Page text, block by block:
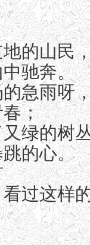
的山民
驰奔。
急雨呀
；
绿的树
的心。
看过这